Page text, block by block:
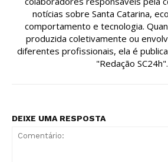
notícias sobre Santa Catarina,
comportamento e tecnologia.
produzida coletivamente ou
diferentes profissionais, ela é
"Redação SC24h".
DEIXE UMA RESPOSTA